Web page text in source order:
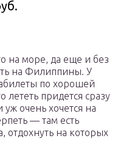
на море, да еще и без
на Филиппины. У
по хорошей
лететь придется сразу
очень хочется на
— там есть
отдохнуть на которых